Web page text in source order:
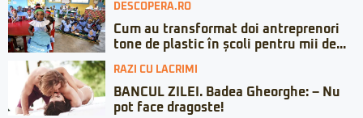
DESCOPERA.RO
Cum au transformat doi antreprenori
tone de plastic în școli pentru mii de...
RAZI CU LACRIMI
BANCUL ZILEI. Badea Gheorghe: – Nu
pot face dragoste!